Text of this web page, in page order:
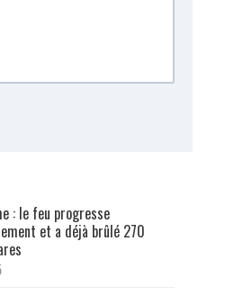
: le feu progresse
et a déjà brûlé 270